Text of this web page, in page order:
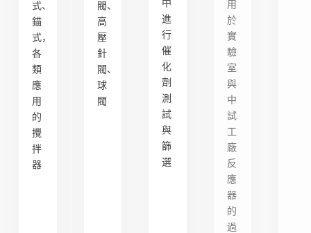
式、
錨
式，
各
類
應
用
的
攪
拌
器
閥、
高
壓
針
閥、
球
閥
中
進
行
催
化
劑
測
試
與
篩
選
用
於
實
驗
室
與
中
試
工
廠
反
應
器
的
過